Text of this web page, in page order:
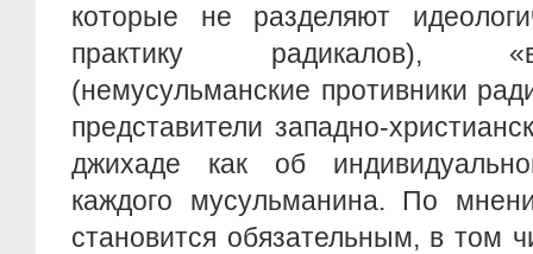
которые не разделяют
практику радикалов),
(немусульманские противники
представители западно-
джихаде как об
каждого мусульманина. По
становится обязательным, в том